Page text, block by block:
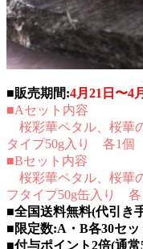
■販売期間:4月21日〜4
■Aセット内容
桜彩華ペタル、桜華
タイプ50g入り 各1個
■Bセット内容
桜彩華ペタル、桜華
フタイプ50g缶入り 各
■全国送料無料(代引き
■限定数:A・B各30セッ
■付与ポイント2倍(通